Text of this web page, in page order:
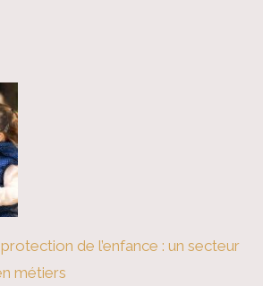
de l’enfance : un secteur
métiers